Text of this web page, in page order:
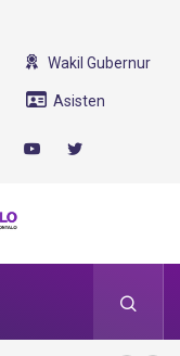
Wakil Gubernur
Asisten